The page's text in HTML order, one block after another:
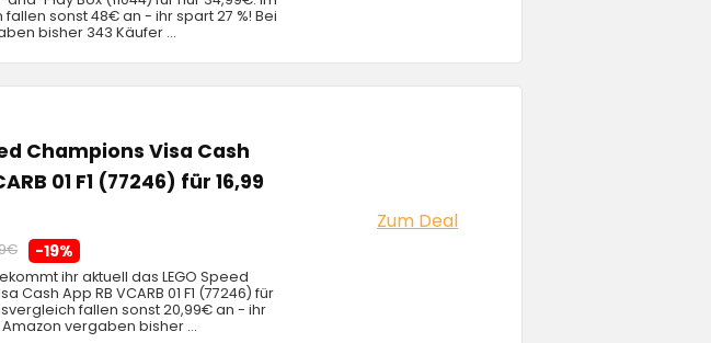
sonst 48€ an - ihr spart 27 %! Bei
bisher 343 Käufer ...
Champions Visa Cash
01 F1 (77246) für 16,99
-19%
ihr aktuell das LEGO Speed
Cash App RB VCARB 01 F1 (77246) für
fallen sonst 20,99€ an - ihr
Amazon vergaben bisher ...
Zum Deal